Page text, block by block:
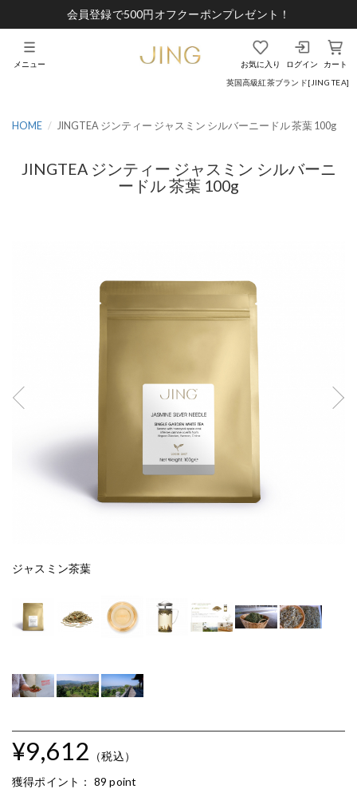
会員登録で500円オフクーポンプレゼント！
英国高級紅茶ブランド[JING TEA]
お気に入り ログイン カート
メニュー
HOME JINGTEA ジンティー ジャスミン シルバーニードル 茶葉 100g
JINGTEA ジンティー ジャスミン シルバーニ
ードル 茶葉 100g
ジャスミン茶葉
¥9,612 （税込）
獲得ポイント： 89 point